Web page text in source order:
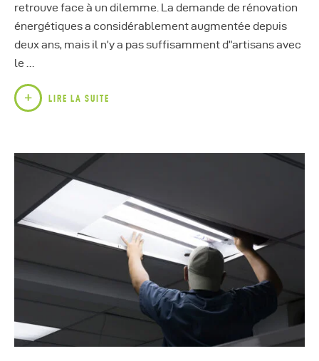
retrouve face à un dilemme. La demande de rénovation
énergétiques a considérablement augmentée depuis
deux ans, mais il n’y a pas suffisamment d”artisans avec
le …
LIRE LA SUITE